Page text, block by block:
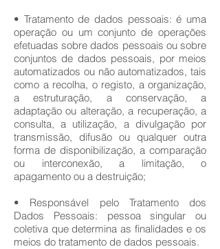
• Tratamento de dados pessoais: é uma
operação ou um conjunto de operações
efetuadas sobre dados pessoais ou sobre
conjuntos de dados pessoais, por meios
automatizados ou não automatizados, tais
como a recolha, o registo, a organização,
a estruturação, a conservação, a
adaptação ou alteração, a recuperação, a
consulta, a utilização, a divulgação por
transmissão, difusão ou qualquer outra
forma de disponibilização, a comparação
ou interconexão, a limitação, o
apagamento ou a destruição;
• Responsável pelo Tratamento dos
Dados Pessoais: pessoa singular ou
coletiva que determina as finalidades e os
meios do tratamento de dados pessoais.